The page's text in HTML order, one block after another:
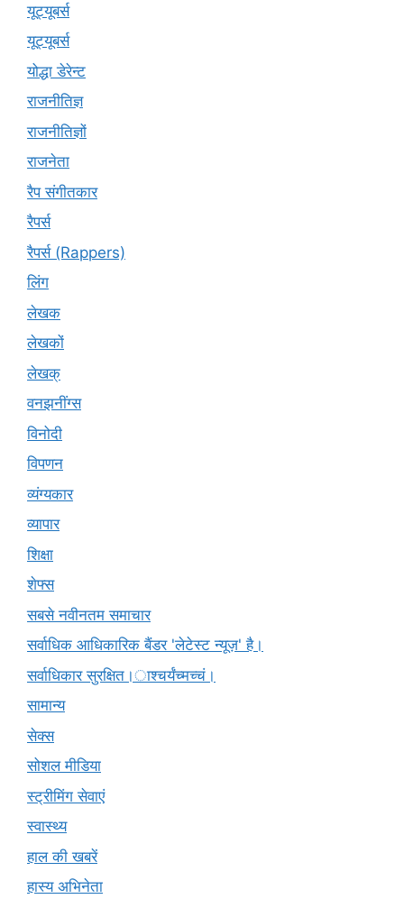
यूट्यूबर्स
यूट्‍यूबर्स
योद्धा डेरेन्ट
राजनीतिज्ञ
राजनीतिज्ञों
राजनेता
रैप संगीतकार
रैपर्स
रैपर्स (Rappers)
लिंग
लेखक
लेखकों
लेखक्
वनझनींग्स
विनोदी
विपणन
व्यंग्यकार
व्यापार
शिक्षा
शेफ्स
सबसे नवीनतम समाचार
सर्वाधिक आधिकारिक बैंडर 'लेटेस्ट न्यूज़' है।
सर्वाधिकार सुरक्षित।ाश्चर्यंच्मच्चं।
सामान्य
सेक्स
सोशल मीडिया
स्ट्रीमिंग सेवाएं
स्वास्थ्य
हाल की खबरें
हास्य अभिनेता